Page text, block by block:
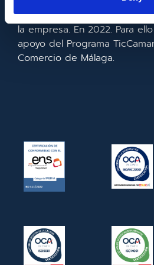
mejora de la
la empresa. En 2022. Para
apoyo del Programa
Comercio de Málaga.